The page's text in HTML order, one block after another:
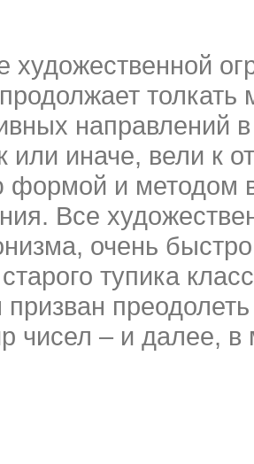
художественной
толкать
направлений
или иначе, вели к
формой и методом
Все
очень
тупика
чисел – и далее, в